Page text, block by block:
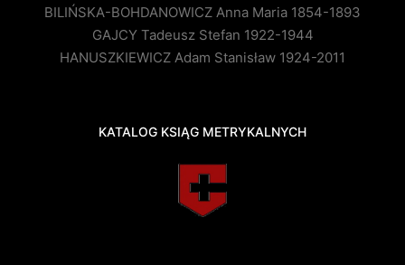
BILIŃSKA-BOHDANOWICZ Anna Maria 1854-1893
GAJCY Tadeusz Stefan 1922-1944
HANUSZKIEWICZ Adam Stanisław 1924-2011
KATALOG KSIĄG METRYKALNYCH